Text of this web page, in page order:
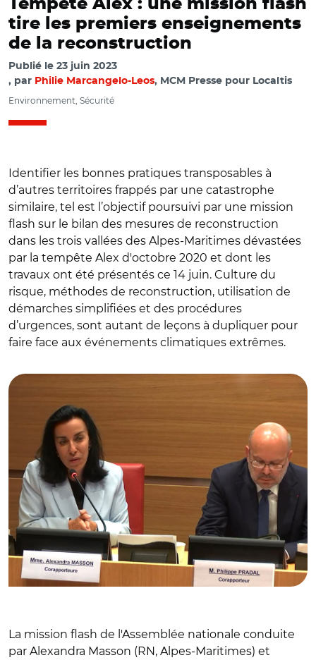
Tempête Alex : une mission flash
tire les premiers enseignements
de la reconstruction
Publié le 23 juin 2023
par Philie Marcangelo-Leos, MCM Presse pour Localtis
Environnement, Sécurité
Identifier les bonnes pratiques transposables à
d’autres territoires frappés par une catastrophe
similaire, tel est l’objectif poursuivi par une mission
flash sur le bilan des mesures de reconstruction
dans les trois vallées des Alpes-Maritimes dévastées
par la tempête Alex d'octobre 2020 et dont les
travaux ont été présentés ce 14 juin. Culture du
risque, méthodes de reconstruction, utilisation de
démarches simplifiées et des procédures
d’urgences, sont autant de leçons à dupliquer pour
faire face aux événements climatiques extrêmes.
© Capture vidéo Assemblée nationale/ Alexandra Masson
La mission flash de l'Assemblée nationale conduite
par Alexandra Masson (RN, Alpes-Maritimes) et